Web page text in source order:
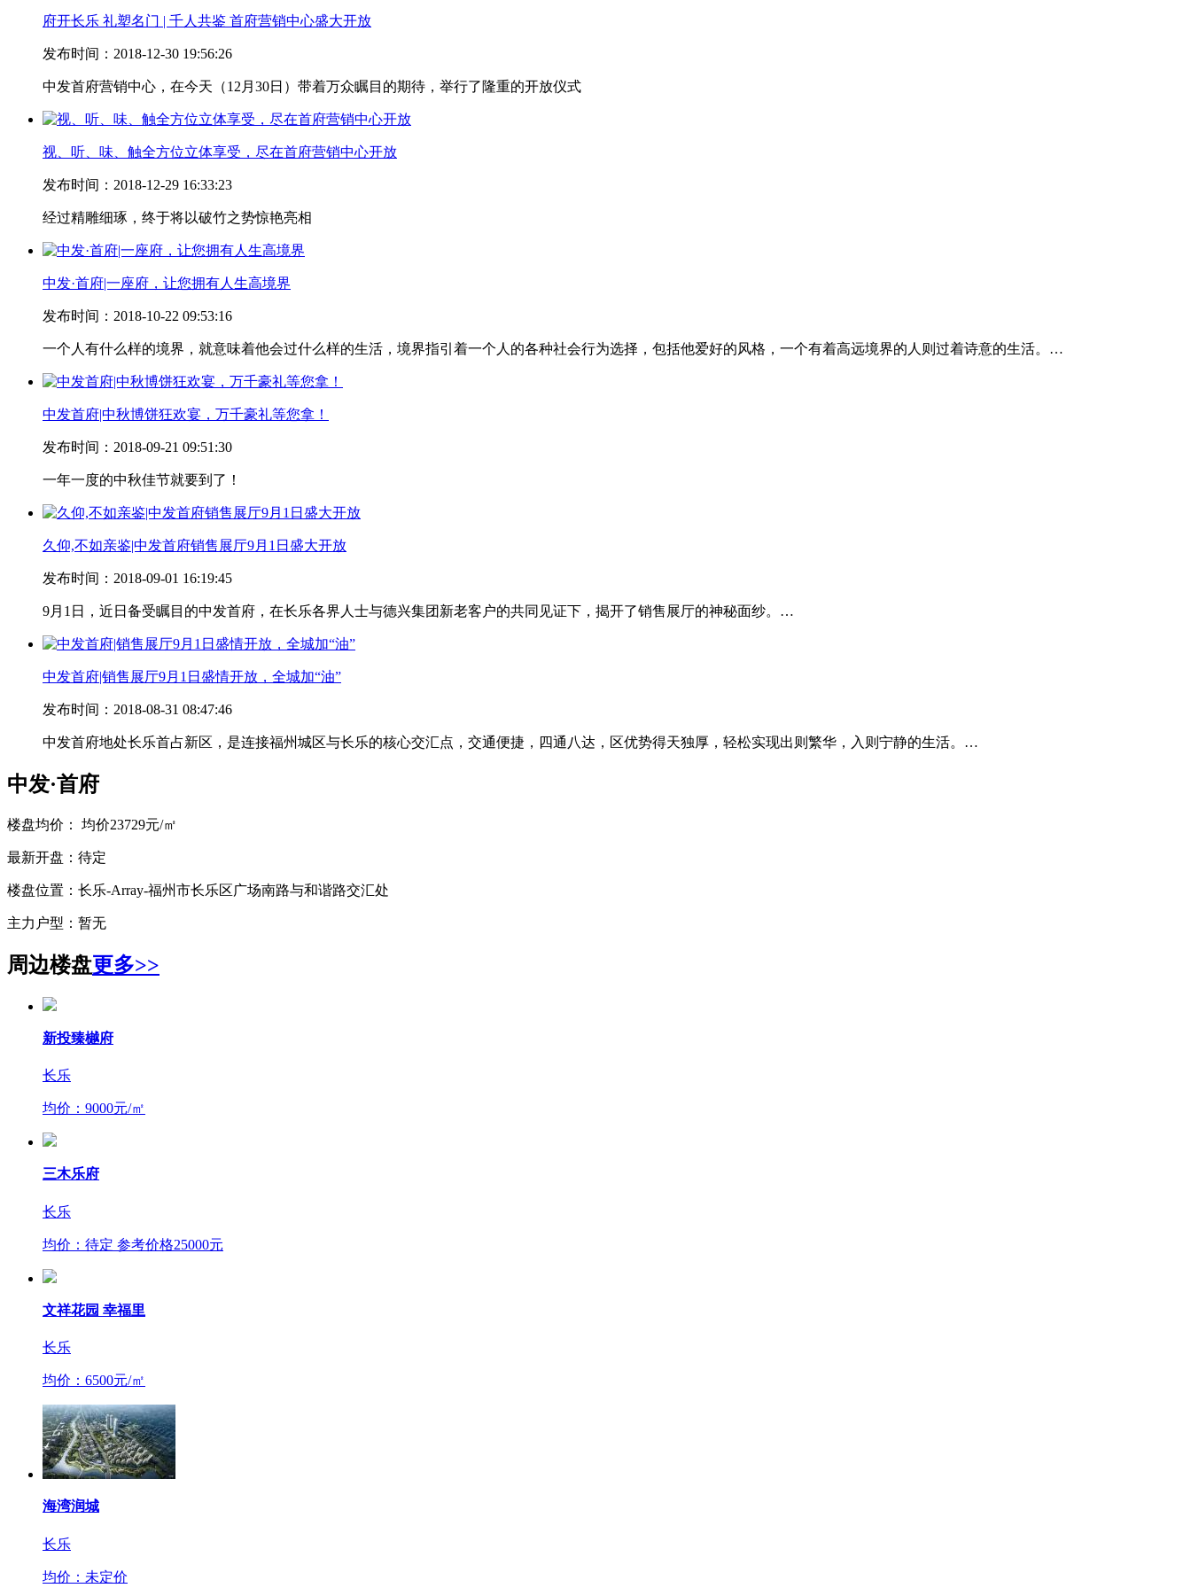
府开长乐 礼塑名门 | 千人共鉴 首府营销中心盛大开放
发布时间：2018-12-30 19:56:26
中发首府营销中心，在今天（12月30日）带着万众瞩目的期待，举行了隆重的开放仪式
视、听、味、触全方位立体享受，尽在首府营销中心开放
发布时间：2018-12-29 16:33:23
经过精雕细琢，终于将以破竹之势惊艳亮相
中发·首府|一座府，让您拥有人生高境界
发布时间：2018-10-22 09:53:16
一个人有什么样的境界，就意味着他会过什么样的生活，境界指引着一个人的各种社会行为选择，包括他爱好的风格，一个有着高远境界的人则过着诗意的生活。…
中发首府|中秋博饼狂欢宴，万千豪礼等您拿！
发布时间：2018-09-21 09:51:30
一年一度的中秋佳节就要到了！
久仰,不如亲鉴|中发首府销售展厅9月1日盛大开放
发布时间：2018-09-01 16:19:45
9月1日，近日备受瞩目的中发首府，在长乐各界人士与德兴集团新老客户的共同见证下，揭开了销售展厅的神秘面纱。…
中发首府|销售展厅9月1日盛情开放，全城加“油”
发布时间：2018-08-31 08:47:46
中发首府地处长乐首占新区，是连接福州城区与长乐的核心交汇点，交通便捷，四通八达，区优势得天独厚，轻松实现出则繁华，入则宁静的生活。…
中发·首府
楼盘均价： 均价23729元/㎡
最新开盘： 待定
楼盘位置： 长乐-Array-福州市长乐区广场南路与和谐路交汇处
主力户型： 暂无
周边楼盘更多>>
新投臻樾府
长乐
均价：9000元/㎡
三木乐府
长乐
均价：待定 参考价格25000元
文祥花园 幸福里
长乐
均价：6500元/㎡
海湾润城
长乐
均价：未定价